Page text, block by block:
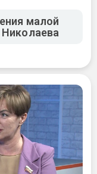
малой